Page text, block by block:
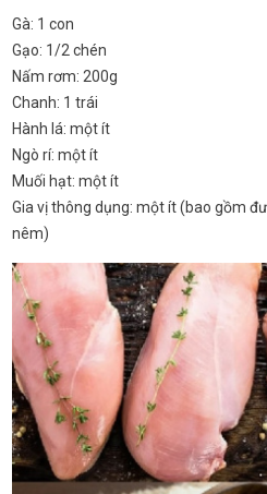
Gà: 1 con
Gạo: 1/2 chén
Nấm rơm: 200g
Chanh: 1 trái
Hành lá: một ít
Ngò rí: một ít
Muối hạt: một ít
Gia vị thông dụng: một ít (bao gồm
nêm)